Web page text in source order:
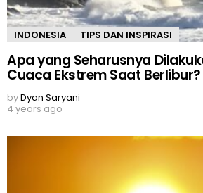
INDONESIA TIPS DAN INSPIRASI
Apa yang Seharusnya
Cuaca Ekstrem Saat Berlibur?
byDyan Saryani
4 years ago